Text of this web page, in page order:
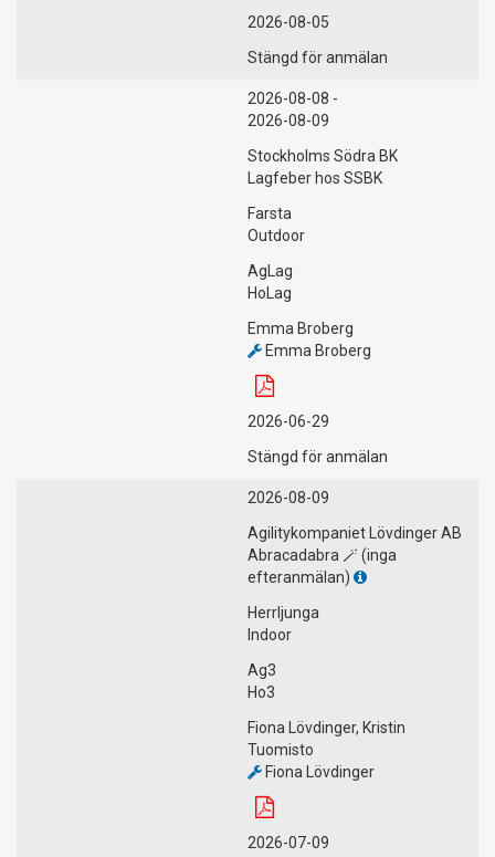
2026-08-05
Stängd för anmälan
2026-08-08 -
2026-08-09
Stockholms Södra BK
Lagfeber hos SSBK
Farsta
Outdoor
AgLag
HoLag
Emma Broberg
Emma Broberg
2026-06-29
Stängd för anmälan
2026-08-09
Agilitykompaniet Lövdinger AB
Abracadabra 🪄 (inga
efteranmälan)
Herrljunga
Indoor
Ag3
Ho3
Fiona Lövdinger, Kristin
Tuomisto
Fiona Lövdinger
2026-07-09